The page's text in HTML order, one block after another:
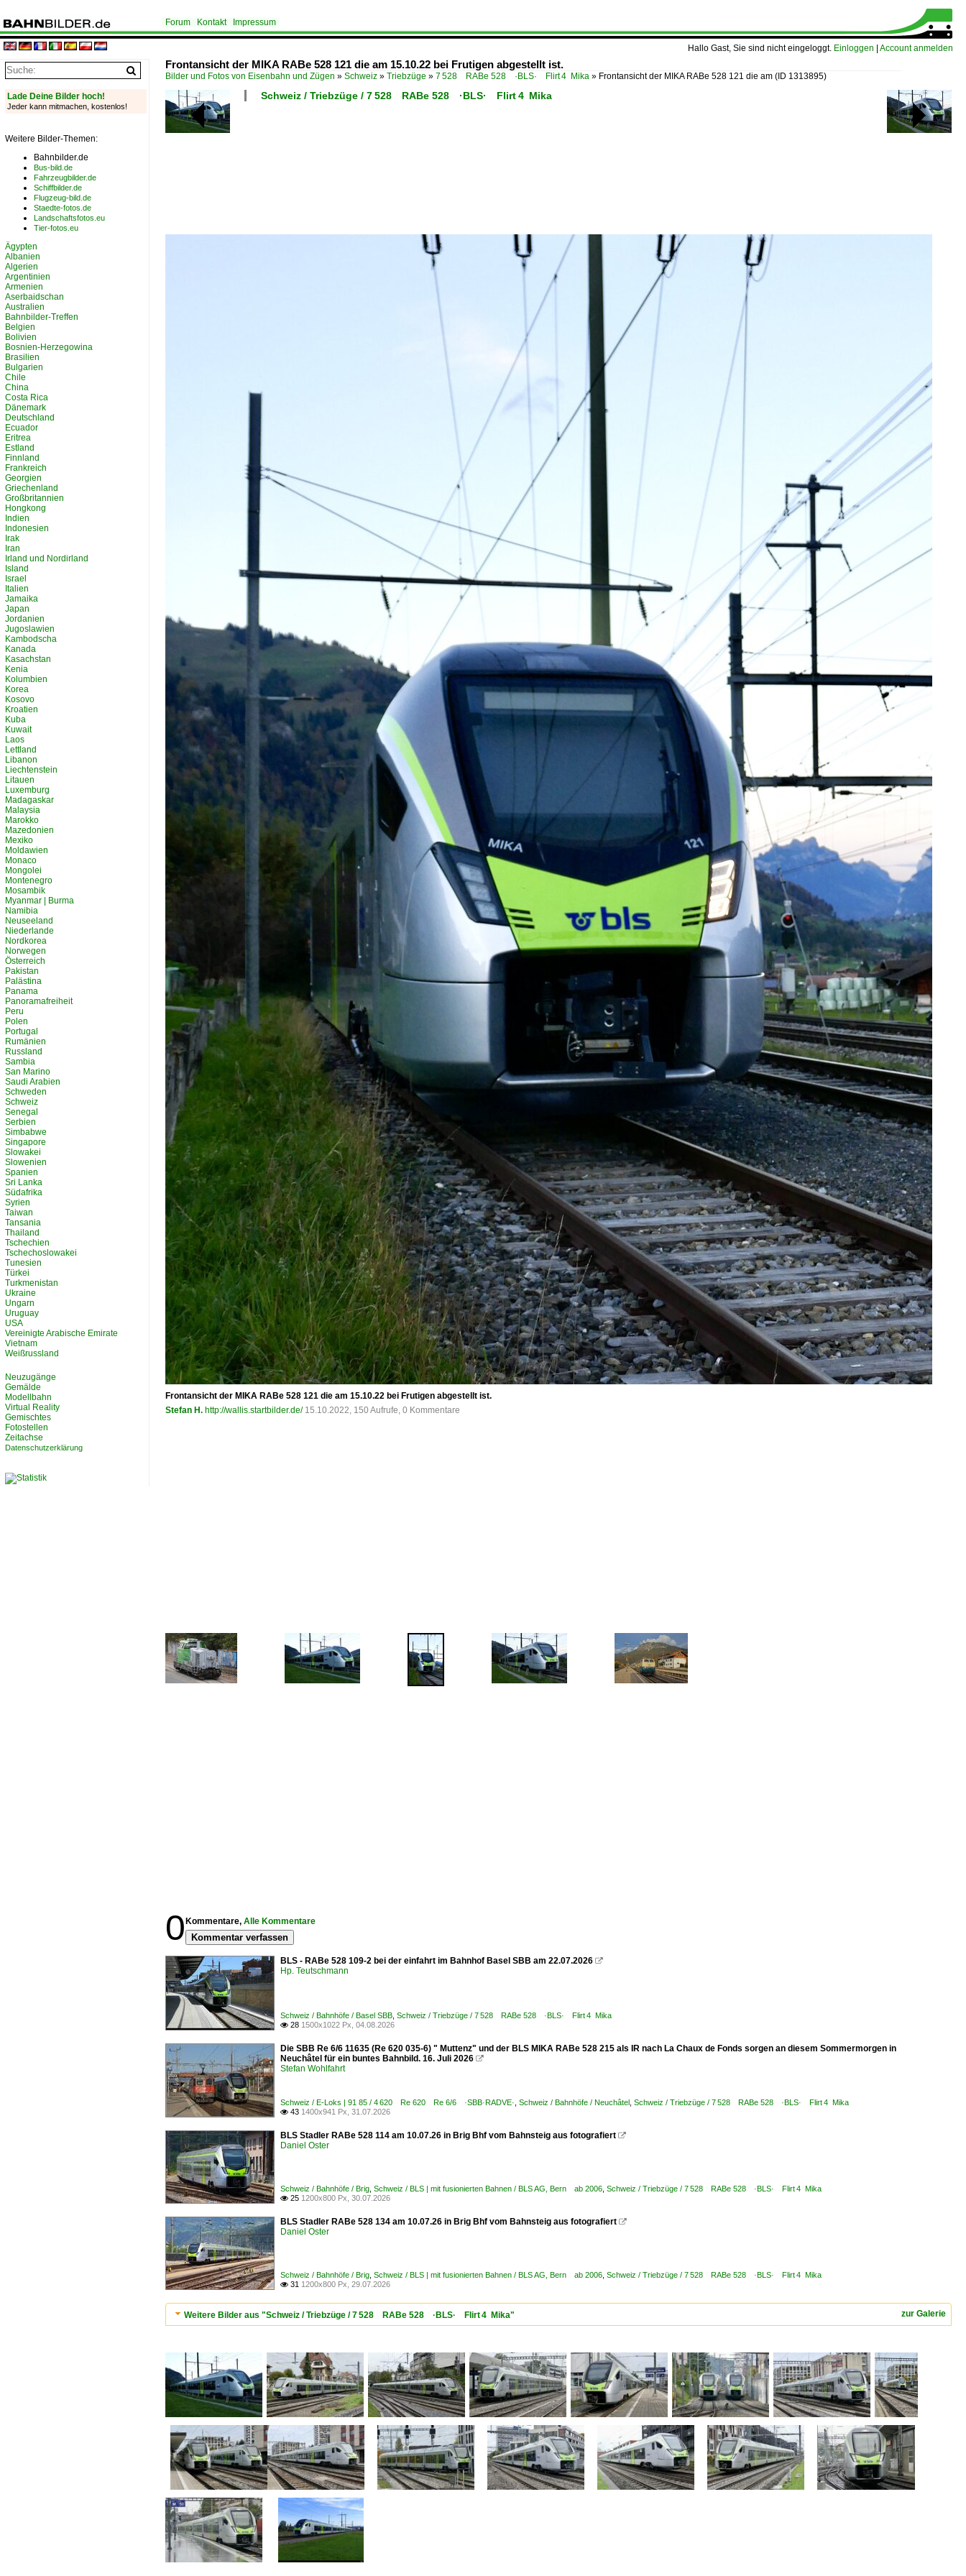
Hallo Gast, Sie sind nicht eingeloggt. Einloggen Account anmelden
Forum Kontakt Impressum
Frontansicht der MIKA RABe 528 121 die am 15.10.22 bei Frutigen abgestellt ist.
Bilder und Fotos von Eisenbahn und Zügen » Schweiz » Triebzüge » 7 528 RABe 528 ·BLS· Flirt 4 Mika » Frontansicht der MIKA RABe 528 121 die am (ID 1313895)
Schweiz / Triebzüge / 7 528 RABe 528 ·BLS· Flirt 4 Mika
Frontansicht der MIKA RABe 528 121 die am 15.10.22 bei Frutigen abgestellt ist.
Stefan H. http://wallis.startbilder.de/ 15.10.2022, 150 Aufrufe, 0 Kommentare
0 Kommentare, Alle Kommentare
Kommentar verfassen
BLS - RABe 528 109-2 bei der einfahrt im Bahnhof Basel SBB am 22.07.2026 
Hp. Teutschmann
Schweiz / Bahnhöfe / Basel SBB Schweiz / Triebzüge / 7 528 RABe 528 ·BLS· Flirt 4 Mika
 28 1500x1022 Px, 04.08.2026
Die SBB Re 6/6 11635 (Re 620 035-6) " Muttenz" und der BLS MIKA RABe 528 215 als IR nach La Chaux de Fonds sorgen an diesem Sommermorgen in
Neuchâtel für ein buntes Bahnbild. 16. Juli 2026 
Stefan Wohlfahrt
Schweiz / E-Loks | 91 85 / 4 620 Re 620 Re 6/6 ·SBB·RADVE· Schweiz / Bahnhöfe / Neuchâtel Schweiz / Triebzüge / 7 528 RABe 528 ·BLS· Flirt 4 Mika
 43 1400x941 Px, 31.07.2026
BLS Stadler RABe 528 114 am 10.07.26 in Brig Bhf vom Bahnsteig aus fotografiert 
Daniel Oster
Schweiz / Bahnhöfe / Brig Schweiz / BLS | mit fusionierten Bahnen / BLS AG, Bern ab 2006 Schweiz / Triebzüge / 7 528 RABe 528 ·BLS· Flirt 4 Mika
 25 1200x800 Px, 30.07.2026
BLS Stadler RABe 528 134 am 10.07.26 in Brig Bhf vom Bahnsteig aus fotografiert 
Daniel Oster
Schweiz / Bahnhöfe / Brig Schweiz / BLS | mit fusionierten Bahnen / BLS AG, Bern ab 2006 Schweiz / Triebzüge / 7 528 RABe 528 ·BLS· Flirt 4 Mika
 31 1200x800 Px, 29.07.2026
zur Galerie
Weitere Bilder aus "Schweiz / Triebzüge / 7 528 RABe 528 ·BLS· Flirt 4 Mika"
Lade Deine Bilder hoch!
Jeder kann mitmachen, kostenlos!
Weitere Bilder-Themen:
Bahnbilder.de
Bus-bild.de
Fahrzeugbilder.de
Schiffbilder.de
Flugzeug-bild.de
Staedte-fotos.de
Landschaftsfotos.eu
Tier-fotos.eu
Ägypten
Albanien
Algerien
Argentinien
Armenien
Aserbaidschan
Australien
Bahnbilder-Treffen
Belgien
Bolivien
Bosnien-Herzegowina
Brasilien
Bulgarien
Chile
China
Costa Rica
Dänemark
Deutschland
Ecuador
Eritrea
Estland
Finnland
Frankreich
Georgien
Griechenland
Großbritannien
Hongkong
Indien
Indonesien
Irak
Iran
Irland und Nordirland
Island
Israel
Italien
Jamaika
Japan
Jordanien
Jugoslawien
Kambodscha
Kanada
Kasachstan
Kenia
Kolumbien
Korea
Kosovo
Kroatien
Kuba
Kuwait
Laos
Lettland
Libanon
Liechtenstein
Litauen
Luxemburg
Madagaskar
Malaysia
Marokko
Mazedonien
Mexiko
Moldawien
Monaco
Mongolei
Montenegro
Mosambik
Myanmar | Burma
Namibia
Neuseeland
Niederlande
Nordkorea
Norwegen
Österreich
Pakistan
Palästina
Panama
Panoramafreiheit
Peru
Polen
Portugal
Rumänien
Russland
Sambia
San Marino
Saudi Arabien
Schweden
Schweiz
Senegal
Serbien
Simbabwe
Singapore
Slowakei
Slowenien
Spanien
Sri Lanka
Südafrika
Syrien
Taiwan
Tansania
Thailand
Tschechien
Tschechoslowakei
Tunesien
Türkei
Turkmenistan
Ukraine
Ungarn
Uruguay
USA
Vereinigte Arabische Emirate
Vietnam
Weißrussland
Neuzugänge
Gemälde
Modellbahn
Virtual Reality
Gemischtes
Fotostellen
Zeitachse
Datenschutzerklärung